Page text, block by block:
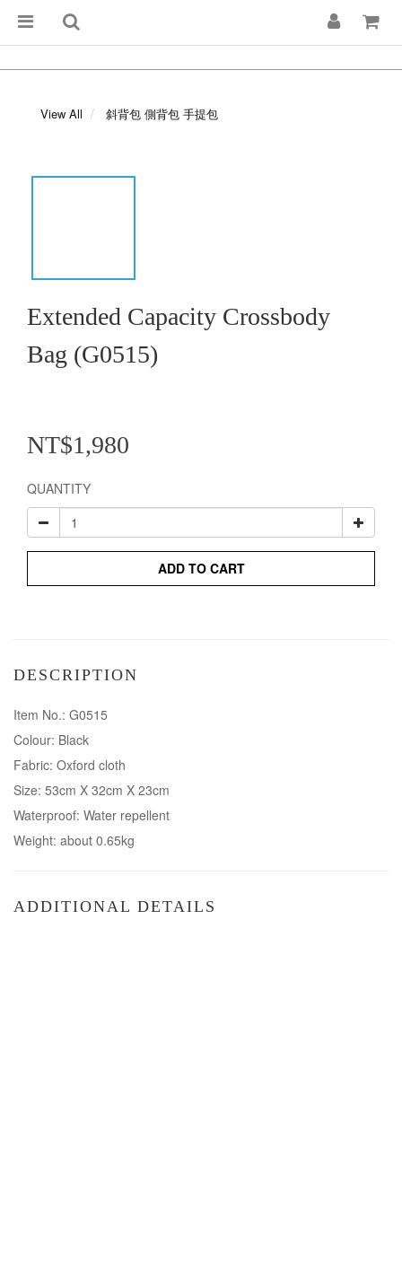
View All 斜背包 側背包 手提包
Extended Capacity Crossbody
Bag (G0515)
NT$1,980
QUANTITY
ADD TO CART
DESCRIPTION
Item No.: G0515
Colour: Black
Fabric: Oxford cloth
Size: 53cm X 32cm X 23cm
Waterproof: Water repellent
Weight: about 0.65kg
ADDITIONAL DETAILS